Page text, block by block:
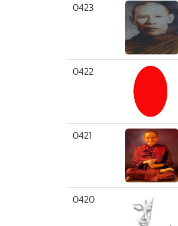
0423
0422
0421
0420